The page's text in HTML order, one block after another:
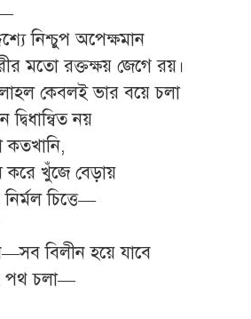
নিশ্চুপ অপেক্ষমান
মতো রক্তক্ষয় জেগে রয়।
কেবলই ভার বয়ে চলা
নয়
করে খুঁজে বেড়ায়
চিত্তে—
বিলীন হয়ে যাবে
পথ চলা—